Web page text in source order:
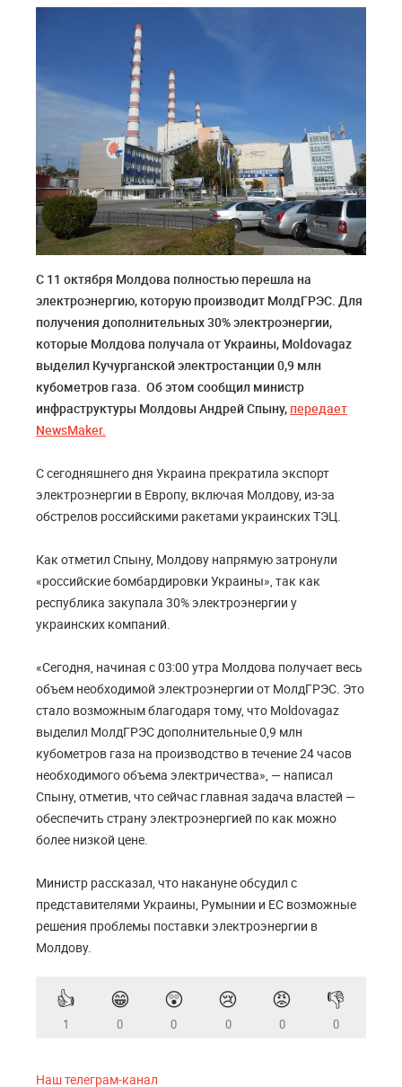
С 11 октября Молдова полностью перешла на
электроэнергию, которую производит МолдГРЭС. Для
получения дополнительных 30% электроэнергии,
которые Молдова получала от Украины, Moldovagaz
выделил Кучурганской электростанции 0,9 млн
кубометров газа. Об этом сообщил министр
инфраструктуры Молдовы Андрей Спыну, передает
NewsMaker.
С сегодняшнего дня Украина прекратила экспорт
электроэнергии в Европу, включая Молдову, из-за
обстрелов российскими ракетами украинских ТЭЦ.
Как отметил Спыну, Молдову напрямую затронули
«российские бомбардировки Украины», так как
республика закупала 30% электроэнергии у
украинских компаний.
«Сегодня, начиная с 03:00 утра Молдова получает весь
объем необходимой электроэнергии от МолдГРЭС. Это
стало возможным благодаря тому, что Moldovagaz
выделил МолдГРЭС дополнительные 0,9 млн
кубометров газа на производство в течение 24 часов
необходимого объема электричества», — написал
Спыну, отметив, что сейчас главная задача властей —
обеспечить страну электроэнергией по как можно
более низкой цене.
Министр рассказал, что накануне обсудил с
представителями Украины, Румынии и ЕС возможные
решения проблемы поставки электроэнергии в
Молдову.
👍
1
😁
0
😲
0
😢
0
😡
0
👎
0
Наш телеграм-канал